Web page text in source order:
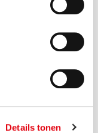
Details tonen